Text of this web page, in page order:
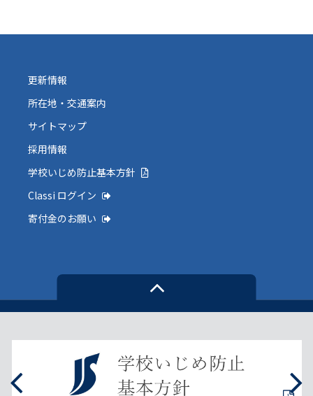
更新情報
所在地・交通案内
サイトマップ
採用情報
学校いじめ防止基本方針
Classi ログイン
寄付金のお願い